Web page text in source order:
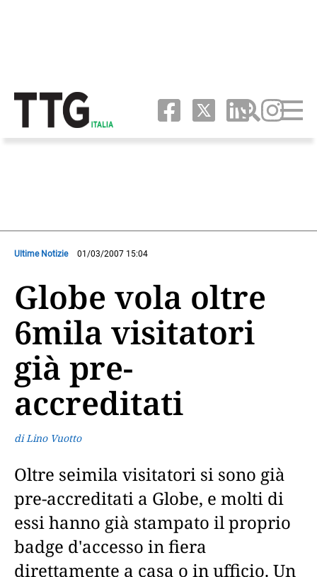
Ultime Notizie 01/03/2007 15:04
Globe vola oltre
6mila visitatori
già pre-
accreditati
di Lino Vuotto
Oltre seimila visitatori si sono già
pre-accreditati a Globe, e molti di
essi hanno già stampato il proprio
badge d'accesso in fiera
direttamente a casa o in ufficio. Un